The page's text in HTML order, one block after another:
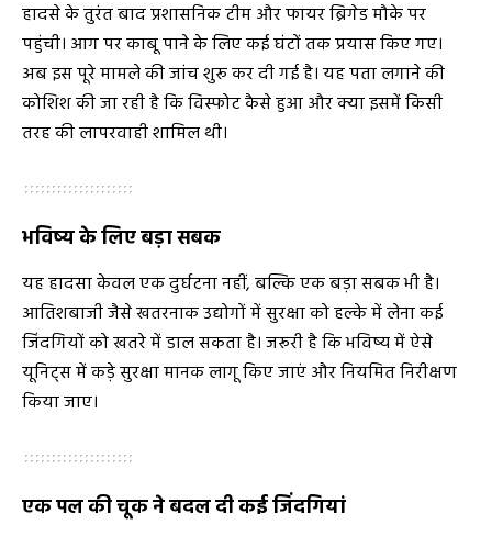
हादसे के तुरंत बाद प्रशासनिक टीम और फायर ब्रिगेड मौके पर
पहुंची। आग पर काबू पाने के लिए कई घंटों तक प्रयास किए गए।
अब इस पूरे मामले की जांच शुरू कर दी गई है। यह पता लगाने की
कोशिश की जा रही है कि विस्फोट कैसे हुआ और क्या इसमें किसी
तरह की लापरवाही शामिल थी।
भविष्य के लिए बड़ा सबक
यह हादसा केवल एक दुर्घटना नहीं, बल्कि एक बड़ा सबक भी है।
आतिशबाजी जैसे खतरनाक उद्योगों में सुरक्षा को हल्के में लेना कई
जिंदगियों को खतरे में डाल सकता है। जरूरी है कि भविष्य में ऐसे
यूनिट्स में कड़े सुरक्षा मानक लागू किए जाएं और नियमित निरीक्षण
किया जाए।
एक पल की चूक ने बदल दी कई जिंदगियां